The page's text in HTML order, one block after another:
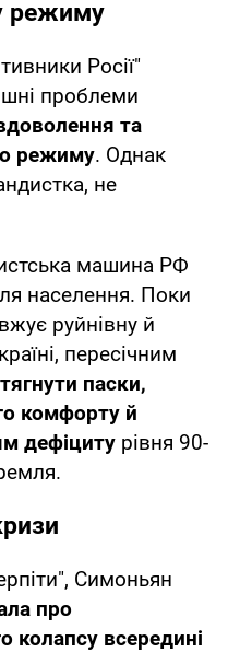
режиму
Росії"
проблеми
та
режиму. Однак
не
машина РФ
населення. Поки
руйнівну й
пересічним
паски,
комфорту й
дефіциту рівня 90-
Симоньян
про
колапсу всередині